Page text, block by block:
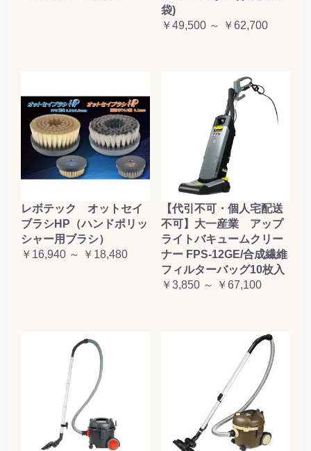
袋)
￥49,500 ～ ￥62,700
レボテック オットセイ
ブラシHP（ハンドポリッ
シャー用ブラシ）
￥16,940 ～ ￥18,480
【代引不可・個人宅配送
不可】大一産業 アップ
ライトバキュームクリー
ナー FPS-12GE/合成繊維
フィルターバッグ10枚入
￥3,850 ～ ￥67,100